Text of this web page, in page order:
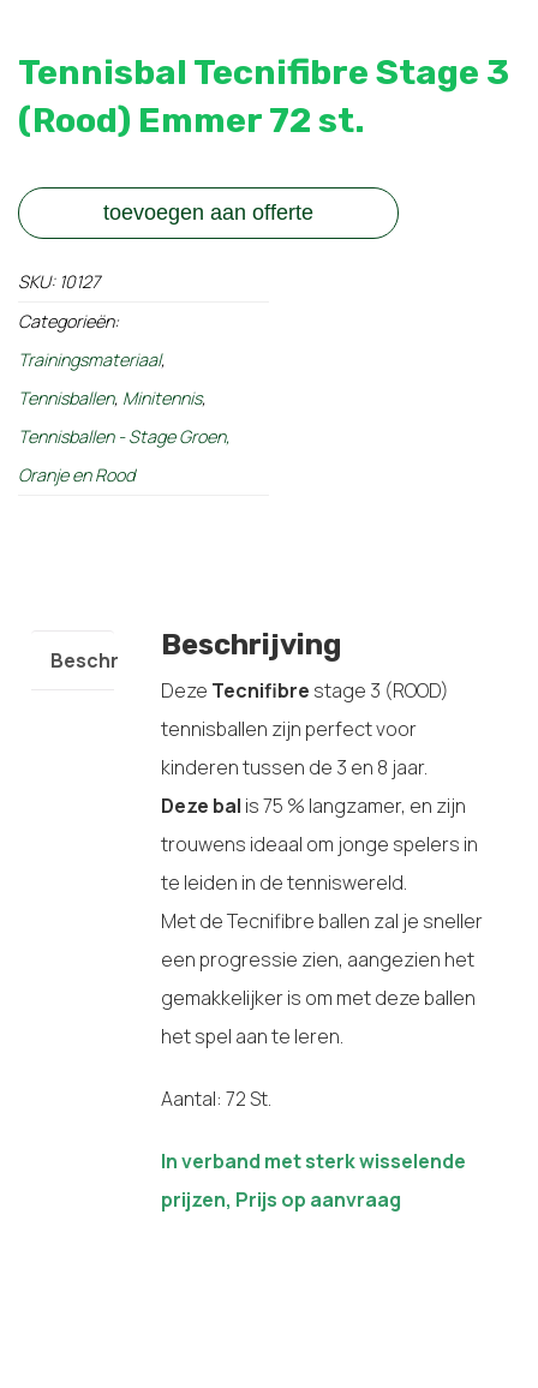
Tennisbal Tecnifibre Stage 3
(Rood) Emmer 72 st.
toevoegen aan offerte
SKU: 10127
Categorieën:
Trainingsmateriaal,
Tennisballen, Minitennis,
Tennisballen - Stage Groen,
Oranje en Rood
BeschrijvingBeschrijving
Deze Tecnifibre stage 3 (ROOD)
tennisballen zijn perfect voor
kinderen tussen de 3 en 8 jaar.
Deze bal is 75 % langzamer, en zijn
trouwens ideaal om jonge spelers in
te leiden in de tenniswereld.
Met de Tecnifibre ballen zal je sneller
een progressie zien, aangezien het
gemakkelijker is om met deze ballen
het spel aan te leren.
Aantal: 72 St.
In verband met sterk wisselende
prijzen, Prijs op aanvraag